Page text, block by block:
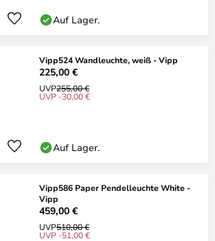
Auf Lager.
Vipp524 Wandleuchte, weiß - Vipp
225,00 €
UVP255,00 €
UVP -30,00 €
Auf Lager.
Vipp586 Paper Pendelleuchte White -
Vipp
459,00 €
UVP510,00 €
UVP -51,00 €